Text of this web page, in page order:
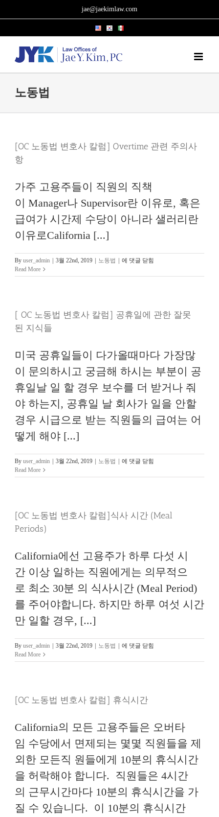
content
jae@jaekimlaw.com
노동법
[OC 노동법 변호사 칼럼] Overtime 관련 주의사
항
가주 고용주들이 직원의 직책
이 Manager나 Supervisor란 이유로, 혹은
급여가 시간제 수당이 아니라 샐러리란
이유로California [...]
By user_admin | 3월 22nd, 2019 | 노동법 | [OC
동
사
칼
주
사
항
에 댓글 닫힘
Read More
[ OC 노동법 변호사 칼럼] 공휴일에 관한 잘못
된 지식들
미국 공휴일들이 다가올때마다 가장많
이 문의하시고 궁금해 하시는 부분이 공
휴일날 일 할 경우 보수를 더 받거나 줘
야 하는지, 공휴일 날 회사가 일을 안할
경우 시급으로 받는 직원들의 급여는 어
떻게 해야 [...]
By user_admin | 3월 22nd, 2019 | 노동법 | [
노
호
사
휴
에 관
한 잘
못
된 지
식
에 댓글 닫힘
Read More
[OC 노동법 변호사 칼럼]식사 시간 (Meal
Periods)
California에선 고용주가 하루 다섯 시
간 이상 일하는 직원에게는 의무적으
로 최소 30분 의 식사시간 (Meal Period)
를 주어야합니다. 하지만 하루 여섯 시간
만 일할 경우, [...]
By user_admin | 3월 22nd, 2019 | 노동법 | [OC
동
사
식
사 시
간 (Meal
Periods)
에 댓글 닫힘
Read More
[OC 노동법 변호사 칼럼] 휴식시간
California의 모든 고용주들은 오버타
임 수당에서 면제되는 몇몇 직원들을 제
외한 모든직 원들에게 10분의 휴식시간
을 허락해야 합니다. 직원들은 4시간
의 근무시간마다 10분의 휴식시간을 가
질 수 있습니다. 이 10분의 휴식시간